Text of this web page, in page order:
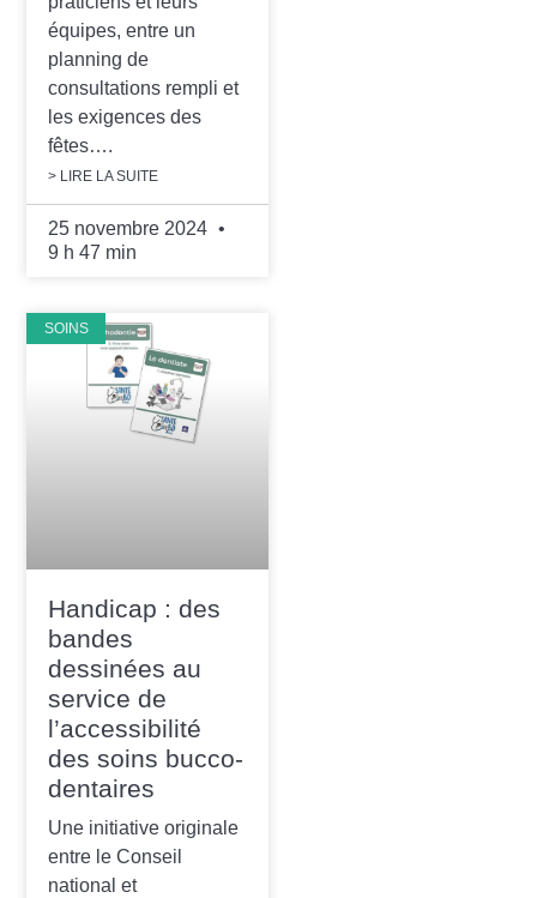
équipes, entre un
planning de
consultations rempli et
les exigences des
fêtes….
> LIRE LA SUITE
25 novembre 2024
9 h 47 min
SOINS
Handicap : des
bandes
dessinées au
service de
l’accessibilité
des soins bucco-
dentaires
Une initiative originale
entre le Conseil
national et